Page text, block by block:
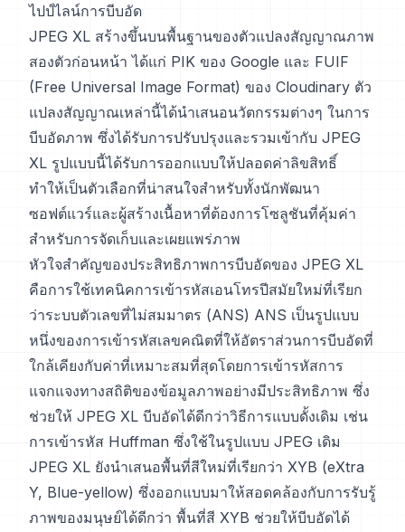
ไปป์ไลน์การบีบอัด
JPEG XL สร้างขึ้นบนพื้นฐานของตัวแปลงสัญญาณภาพ
สองตัวก่อนหน้า ได้แก่ PIK ของ Google และ FUIF
(Free Universal Image Format) ของ Cloudinary ตัว
แปลงสัญญาณเหล่านี้ได้นำเสนอนวัตกรรมต่างๆ ในการ
บีบอัดภาพ ซึ่งได้รับการปรับปรุงและรวมเข้ากับ JPEG
XL รูปแบบนี้ได้รับการออกแบบให้ปลอดค่าลิขสิทธิ์
ทำให้เป็นตัวเลือกที่น่าสนใจสำหรับทั้งนักพัฒนา
ซอฟต์แวร์และผู้สร้างเนื้อหาที่ต้องการโซลูชันที่คุ้มค่า
สำหรับการจัดเก็บและเผยแพร่ภาพ
หัวใจสำคัญของประสิทธิภาพการบีบอัดของ JPEG XL
คือการใช้เทคนิคการเข้ารหัสเอนโทรปีสมัยใหม่ที่เรียก
ว่าระบบตัวเลขที่ไม่สมมาตร (ANS) ANS เป็นรูปแบบ
หนึ่งของการเข้ารหัสเลขคณิตที่ให้อัตราส่วนการบีบอัดที่
ใกล้เคียงกับค่าที่เหมาะสมที่สุดโดยการเข้ารหัสการ
แจกแจงทางสถิติของข้อมูลภาพอย่างมีประสิทธิภาพ ซึ่ง
ช่วยให้ JPEG XL บีบอัดได้ดีกว่าวิธีการแบบดั้งเดิม เช่น
การเข้ารหัส Huffman ซึ่งใช้ในรูปแบบ JPEG เดิม
JPEG XL ยังนำเสนอพื้นที่สีใหม่ที่เรียกว่า XYB (eXtra
Y, Blue-yellow) ซึ่งออกแบบมาให้สอดคล้องกับการรับรู้
ภาพของมนุษย์ได้ดีกว่า พื้นที่สี XYB ช่วยให้บีบอัดได้